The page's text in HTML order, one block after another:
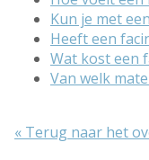
Kun je met
Heeft een
Wat kost een
Van welk
« Terug naar het